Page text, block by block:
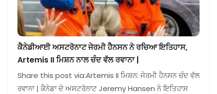
ਕੈਨੇਡੀਆਈ ਅਸਟਰੋਨਾਟ ਜੇਰਮੀ ਹੈਨਸਨ ਨੇ ਰਚਿਆ ਇਤਿਹਾਸ,
Artemis II ਮਿਸ਼ਨ ਨਾਲ ਚੰਦ ਵੱਲ ਰਵਾਨਾ |
Share this post via:Artemis II ਮਿਸ਼ਨ: ਜੇਰਮੀ ਹੈਨਸਨ ਚੰਦ ਵੱਲ
ਰਵਾਨਾ | ਕੈਨੇਡਾ ਦੇ ਅਸਟਰੋਨਾਟ Jeremy Hansen ਨੇ ਇਤਿਹਾਸ